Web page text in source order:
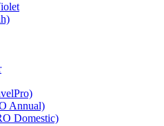
Annual)
Domestic)